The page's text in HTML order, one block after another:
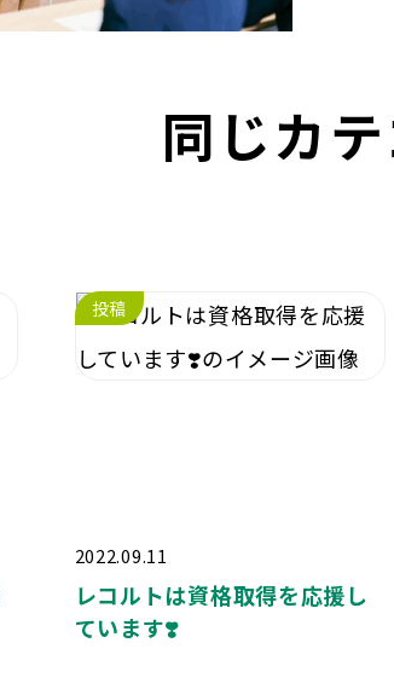
同じカ
投稿
2022.09.11
レコルトは資格取得を応援し
ています❣️